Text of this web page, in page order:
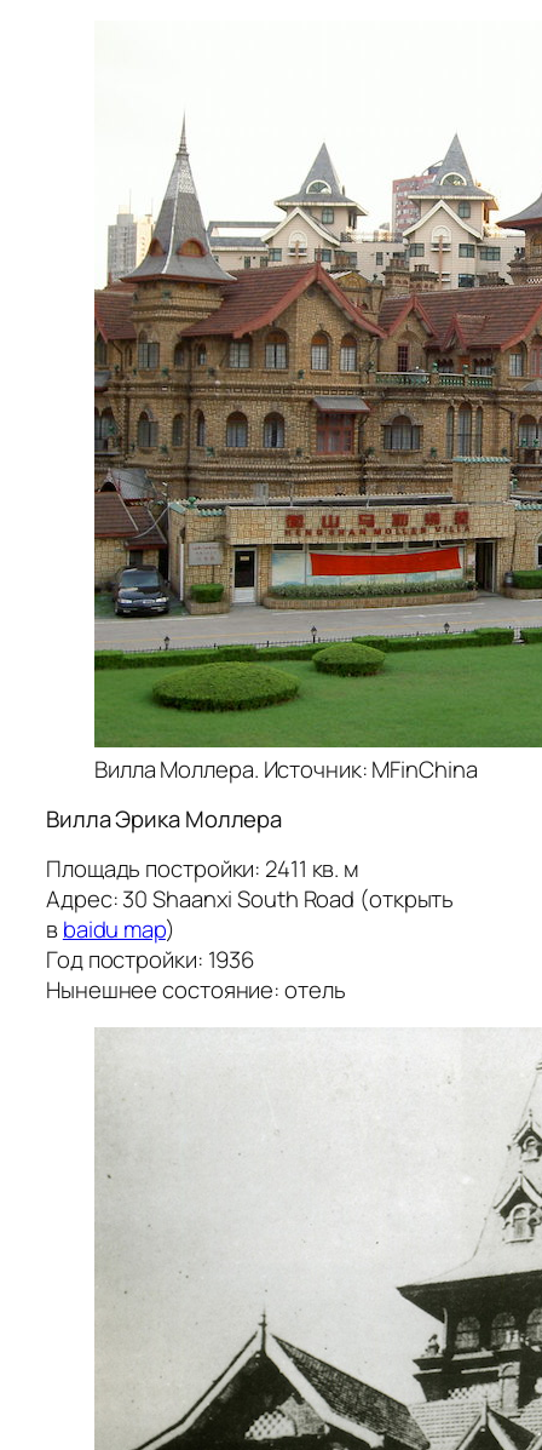
Вилла Моллера. Источник: MFinChina
Вилла Эрика Моллера
Площадь постройки: 2411 кв. м
Адрес: 30 Shaanxi South Road (открыть
вbaidu map)
Год постройки: 1936
Нынешнее состояние: отель